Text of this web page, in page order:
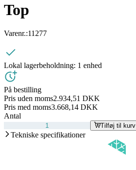
Top
Varenr.:11277
Lokal lagerbeholdning: 1 enhed
På bestilling
Pris uden moms2.934,51 DKK
Pris med moms3.668,14 DKK
Antal
Tilføj til kurv
Tekniske specifikationer